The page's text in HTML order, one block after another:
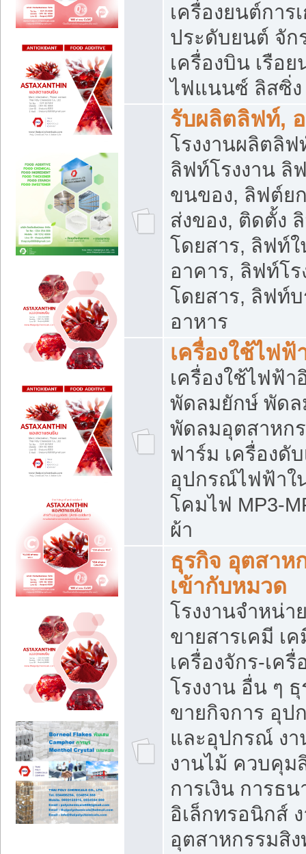
เครื่องยนต์การ
ประดับยนต์ จัก
เครื่องบิน เรือ
ไฟแนนซ์ ลิสซิ่ง
รับผลิตลิฟท์,
โรงงานผลิตลิ
ลิฟท์โรงงาน ลิ
ขนของ, ลิฟต์ย
ส่งของ, ติดตั้ง
โดยสาร, ลิฟท์
อาคาร, ลิฟท์โ
โดยสาร, ลิฟท์
อาหาร
เครื่องใช้ไฟฟ้
เครื่องใช้ไฟฟ้า
พัดลมยักษ์ พัด
พัดลมอุตสาหก
ฟาร์ม เครื่องดั
อุปกรณ์ไฟฟ้าใ
โคมไฟ MP3-
ผ้า
ธุรกิจ อุตสาห
เข้ากับหมวด
โรงงานจำหน่
ขายสารเคมี เ
เครื่องจักร-เค
โรงงาน อื่น ๆ
ขายกิจการ อุป
และอุปกรณ์ ง
งานไม้ ควบคุม
การเงิน การธ
อิเล็กทรอนิกส์
อุตสาหกรรมสิ